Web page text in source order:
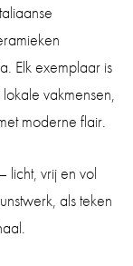
Elk exemplaar is
vakmensen,
moderne flair.
licht, vrij en vol
als teken